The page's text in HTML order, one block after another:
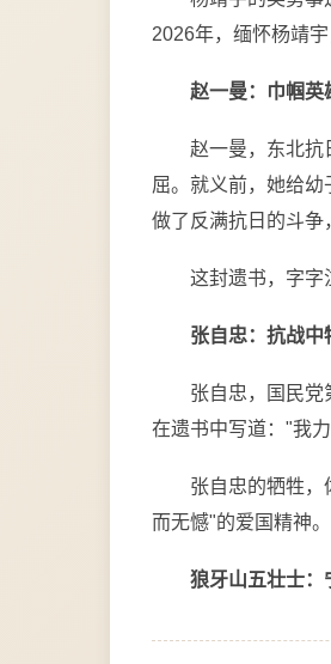
2026年，缅怀杨靖
赵一曼：巾帼英
赵一曼，东北抗
屈。就义前，她给
做了反满抗日的斗
这封遗书，字字
张自忠：抗战中
张自忠，国民
在遗书中写道："我
张自忠的牺牲
而无憾"的爱国精神。
狼牙山五壮士：